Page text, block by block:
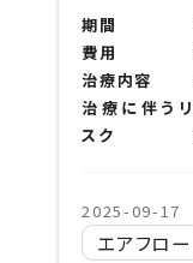
期間
費用
治療内容
治療に伴うリ
スク
2025-09-17
エアフロー